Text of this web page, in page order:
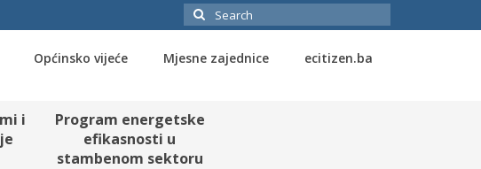
Search
for:
Općinsko vijeće Mjesne zajednice ecitizen.ba
i
Program energetske
efikasnosti u
stambenom sektoru